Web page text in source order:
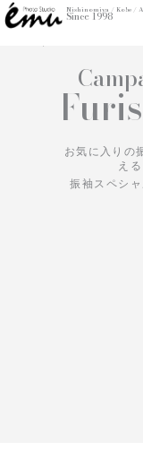
内
容
Nishinomiya / Kobe /
Since 1998
お気に入りの
える
振袖スペシ